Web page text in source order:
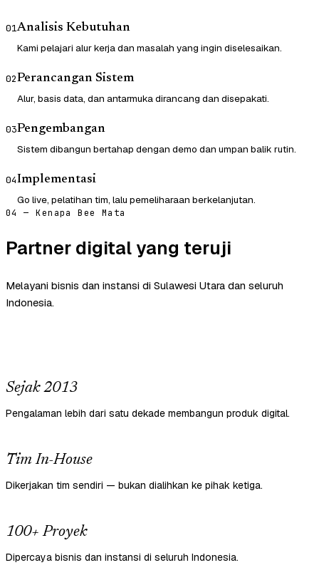
01Analisis Kebutuhan
Kami pelajari alur kerja dan masalah yang ingin diselesaikan.
02Perancangan Sistem
Alur, basis data, dan antarmuka dirancang dan disepakati.
03Pengembangan
Sistem dibangun bertahap dengan demo dan umpan balik rutin.
04Implementasi
Go live, pelatihan tim, lalu pemeliharaan berkelanjutan.
04 — Kenapa Bee Mata
Partner digital yang teruji
Melayani bisnis dan instansi di Sulawesi Utara dan seluruh
Indonesia.
Sejak 2013
Pengalaman lebih dari satu dekade membangun produk digital.
Tim In-House
Dikerjakan tim sendiri — bukan dialihkan ke pihak ketiga.
100+ Proyek
Dipercaya bisnis dan instansi di seluruh Indonesia.